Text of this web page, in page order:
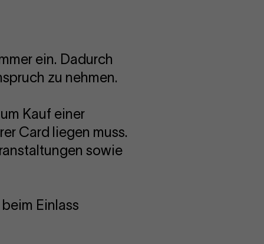
ein. Dadurch
zu nehmen.
Kauf einer
Card liegen muss.
sowie
Einlass